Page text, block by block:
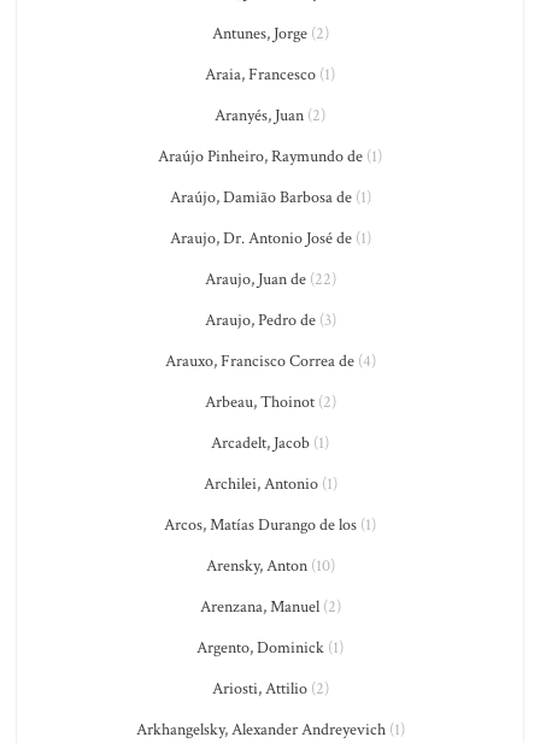
Antunes, Jorge(2)
Araia, Francesco (1)
Aranyés, Juan (2)
Araújo Pinheiro, Raymundo de (1)
Araújo, Damião Barbosa de(1)
Araujo, Dr. Antonio José de(1)
Araujo, Juan de(22)
Araujo, Pedro de(3)
Arauxo, Francisco Correa de(4)
Arbeau, Thoinot(2)
Arcadelt, Jacob (1)
Archilei, Antonio(1)
Arcos, Matías Durango de los (1)
Arensky, Anton(10)
Arenzana, Manuel(2)
Argento, Dominick (1)
Ariosti, Attilio(2)
Arkhangelsky, Alexander Andreyevich(1)